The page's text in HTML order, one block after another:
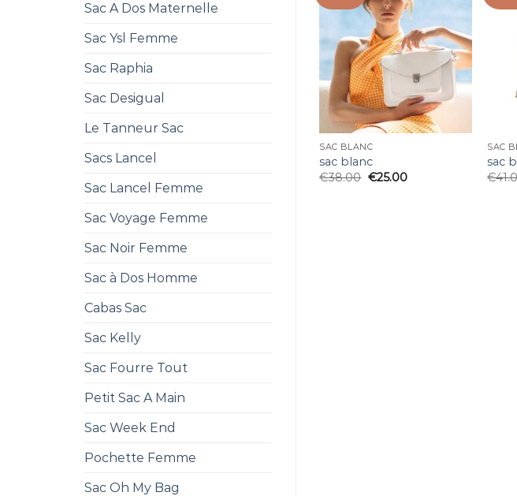
Sac A Dos Maternelle
Sac Ysl Femme
Sac Raphia
Sac Desigual
Le Tanneur Sac
Sacs Lancel
Sac Lancel Femme
Sac Voyage Femme
Sac Noir Femme
Sac à Dos Homme
Cabas Sac
Sac Kelly
Sac Fourre Tout
Petit Sac A Main
Sac Week End
Pochette Femme
Sac Oh My Bag
SAC BLANC
sac blanc
€38.00 €25.00
SAC
sac
€